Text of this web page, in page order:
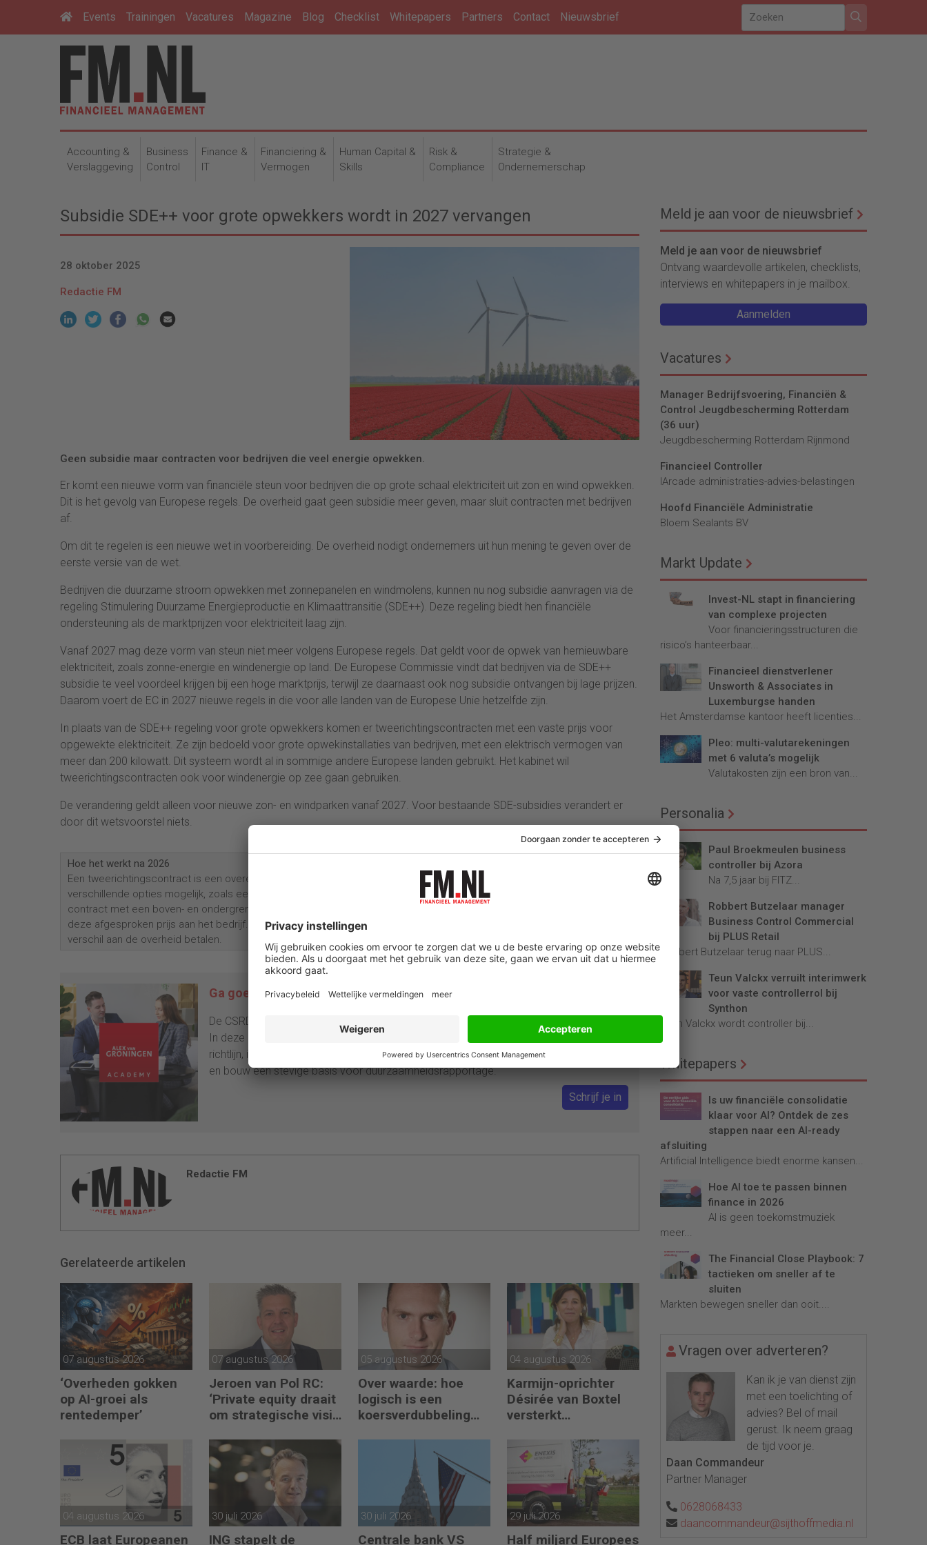
Events Trainingen Vacatures Magazine Blog Checklist Whitepapers Partners Contact Nieuwsbrief
Accounting &
Verslaggeving
Business
Control
Finance &
IT
Financiering &
Vermogen
Human Capital &
Skills
Risk &
Compliance
Strategie &
Ondernemerschap
Subsidie SDE++ voor grote opwekkers wordt in 2027 vervangen
28 oktober 2025
Redactie FM
Geen subsidie maar contracten voor bedrijven die veel energie opwekken.
Er komt een nieuwe vorm van financiële steun voor bedrijven die op grote schaal elektriciteit uit zon en wind opwekken.
Dit is het gevolg van Europese regels. De overheid gaat geen subsidie meer geven, maar sluit contracten met bedrijven
af.
Om dit te regelen is een nieuwe wet in voorbereiding. De overheid nodigt ondernemers uit hun mening te geven over de
eerste versie van de wet.
Bedrijven die duurzame stroom opwekken met zonnepanelen en windmolens, kunnen nu nog subsidie aanvragen via de
regeling Stimulering Duurzame Energieproductie en Klimaattransitie (SDE++). Deze regeling biedt hen financiële
ondersteuning als de marktprijzen voor elektriciteit laag zijn.
Vanaf 2027 mag deze vorm van steun niet meer volgens Europese regels. Dat geldt voor de opwek van hernieuwbare
elektriciteit, zoals zonne-energie en windenergie op land. De Europese Commissie vindt dat bedrijven via de SDE++
subsidie te veel voordeel krijgen bij een hoge marktprijs, terwijl ze daarnaast ook nog subsidie ontvangen bij lage prijzen.
Daarom voert de EC in 2027 nieuwe regels in die voor alle landen van de Europese Unie hetzelfde zijn.
In plaats van de SDE++ regeling voor grote opwekkers komen er tweerichtingscontracten met een vaste prijs voor
opgewekte elektriciteit. Ze zijn bedoeld voor grote opwekinstallaties van bedrijven, met een elektrisch vermogen van
meer dan 200 kilowatt. Dit systeem wordt al in sommige andere Europese landen gebruikt. Het kabinet wil
tweerichtingscontracten ook voor windenergie op zee gaan gebruiken.
De verandering geldt alleen voor nieuwe zon- en windparken vanaf 2027. Voor bestaande SDE-subsidies verandert er
door dit wetsvoorstel niets.
Hoe het werkt na 2026
Een tweerichtingscontract is een overeenkomst tussen de overheid en een bedrijf. Het wetsvoorstel maakt
verschillende opties mogelijk, zoals een contract met een vaste prijs per opgewekte megawattuur (MWh) of een
contract met een boven- en ondergrens voor de prijs. De overheid betaalt dan bij lage marktprijzen het verschil met
deze afgesproken prijs aan het bedrijf. Is de marktprijs hoger dan de afgesproken prijs? Dan moet het bedrijf het
verschil aan de overheid betalen.
Ga goed voorbereid aan de slag met CSRD en ESG
De CSRD verplicht duizenden bedrijven om te rapporteren over mens, milieu en bestuur.
In deze praktijkgerichte cursus krijg je inzicht in structuur, inhoud en impact van de
richtlijn, inclusief Omnibuswet 1 en 2. Leer dubbele materialiteit, ESRS en VSME kennen
en bouw een stevige basis voor duurzaamheidsrapportage.
Schrijf je in
Redactie FM
Gerelateerde artikelen
07 augustus 2026
‘Overheden gokken
op AI-groei als
rentedemper’
07 augustus 2026
Jeroen van Pol RC:
‘Private equity draait
om strategische visie
excellence’
05 augustus 2026
Over waarde: hoe
logisch is een
koersverdubbeling
04 augustus 2026
Karmijn-oprichter
Désirée van Boxtel
versterkt
Capabel
04 augustus 2026
ECB laat Europeanen
30 juli 2026
ING stapelt de
30 juli 2026
Centrale bank VS
29 juli 2026
Half miljard Europees
Meld je aan voor de nieuwsbrief
Meld je aan voor de nieuwsbrief
Ontvang waardevolle artikelen, checklists,
interviews en whitepapers in je mailbox.
Aanmelden
Vacatures
Manager Bedrijfsvoering, Financiën &
Control Jeugdbescherming Rotterdam
(36 uur)
Jeugdbescherming Rotterdam Rijnmond
Financieel Controller
lArcade administraties-advies-belastingen
Hoofd Financiële Administratie
Bloem Sealants BV
Markt Update
Invest-NL stapt in financiering
van complexe projecten
Voor financieringsstructuren die
risico’s hanteerbaar...
Financieel dienstverlener
Unsworth & Associates in
Luxemburgse handen
Het Amsterdamse kantoor heeft licenties...
Pleo: multi-valutarekeningen
met 6 valuta’s mogelijk
Valutakosten zijn een bron van...
Personalia
Paul Broekmeulen business
controller bij Azora
Na 7,5 jaar bij FITZ...
Robbert Butzelaar manager
Business Control Commercial
bij PLUS Retail
Robbert Butzelaar terug naar PLUS...
Teun Valckx verruilt interimwerk
voor vaste controllerrol bij
Synthon
Teun Valckx wordt controller bij...
Whitepapers
Is uw financiële consolidatie
klaar voor AI? Ontdek de zes
stappen naar een AI-ready
afsluiting
Artificial Intelligence biedt enorme kansen...
Hoe AI toe te passen binnen
finance in 2026
AI is geen toekomstmuziek
meer...
The Financial Close Playbook: 7
tactieken om sneller af te
sluiten
Markten bewegen sneller dan ooit....
Vragen over adverteren?
Kan ik je van dienst zijn
met een toelichting of
advies? Bel of mail
gerust. Ik neem graag
de tijd voor je.
Daan Commandeur
Partner Manager
0628068433
daancommandeur@sijthoffmedia.nl